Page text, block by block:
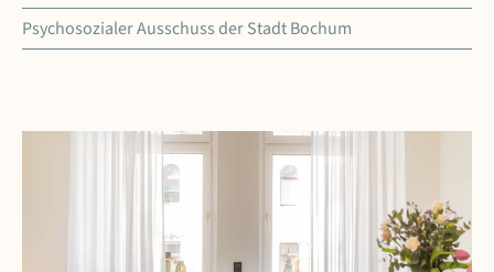
Psychosozialer Ausschuss der Stadt Bochum